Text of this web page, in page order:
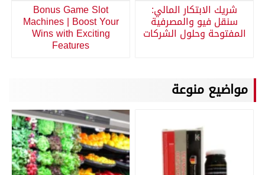
شريك الابتكار المالي:
سنقل فيو والمصرفية
المفتوحة وحلول الشركات
Bonus Game Slot
Machines | Boost Your
Wins with Exciting
Features
مواضيع منوعة